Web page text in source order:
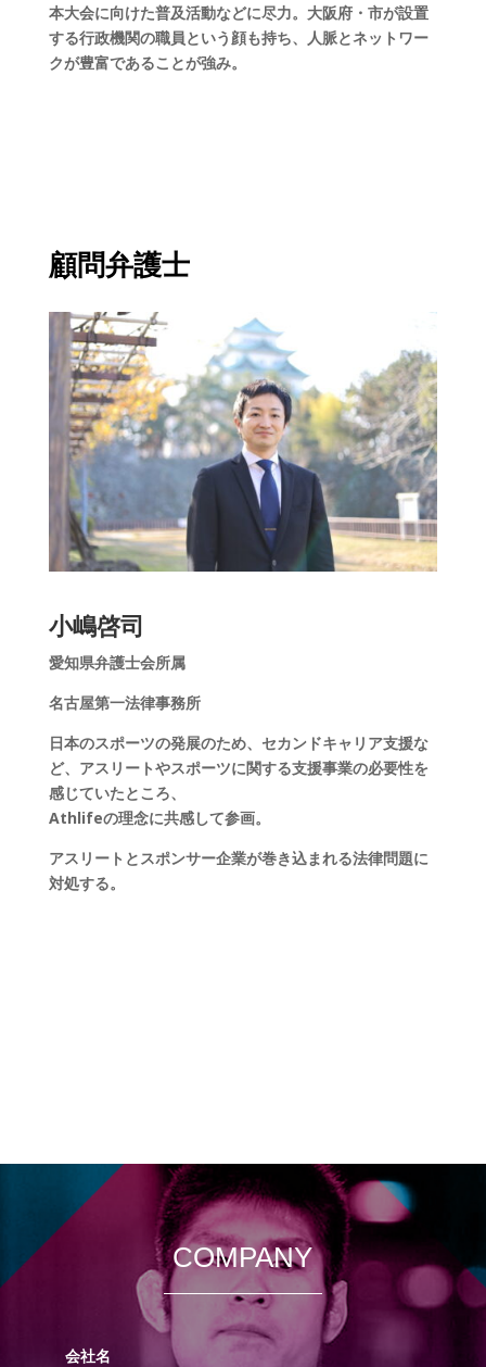
本大会に向けた普及活動などに尽力。大阪府・市が設置
する行政機関の職員という顔も持ち、人脈とネットワー
クが豊富であることが強み。
顧問弁護士
小嶋啓司
愛知県弁護士会所属
名古屋第一法律事務所
日本のスポーツの発展のため、セカンドキャリア支援な
ど、アスリートやスポーツに関する支援事業の必要性を
感じていたところ、
Athlifeの理念に共感して参画。
アスリートとスポンサー企業が巻き込まれる法律問題に
対処する。
COMPANY
会社名